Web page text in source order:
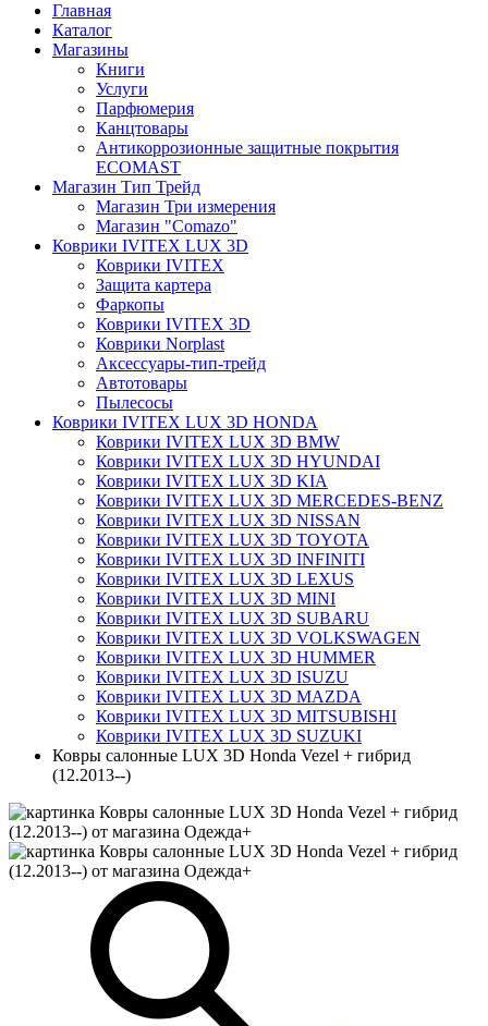
Главная
Каталог
Магазины
Книги
Услуги
Парфюмерия
Канцтовары
Антикоррозионные защитные покрытия
ECOMAST
Магазин Тип Трейд
Магазин Три измерения
Магазин "Comazo"
Коврики IVITEX LUX 3D
Коврики IVITEX
Защита картера
Фаркопы
Коврики IVITEX 3D
Коврики Norplast
Аксессуары-тип-трейд
Автотовары
Пылесосы
Коврики IVITEX LUX 3D HONDA
Коврики IVITEX LUX 3D BMW
Коврики IVITEX LUX 3D HYUNDAI
Коврики IVITEX LUX 3D KIA
Коврики IVITEX LUX 3D MERCEDES-BENZ
Коврики IVITEX LUX 3D NISSAN
Коврики IVITEX LUX 3D TOYOTA
Коврики IVITEX LUX 3D INFINITI
Коврики IVITEX LUX 3D LEXUS
Коврики IVITEX LUX 3D MINI
Коврики IVITEX LUX 3D SUBARU
Коврики IVITEX LUX 3D VOLKSWAGEN
Коврики IVITEX LUX 3D HUMMER
Коврики IVITEX LUX 3D ISUZU
Коврики IVITEX LUX 3D MAZDA
Коврики IVITEX LUX 3D MITSUBISHI
Коврики IVITEX LUX 3D SUZUKI
Ковры салонные LUX 3D Honda Vezel + гибрид
(12.2013--)